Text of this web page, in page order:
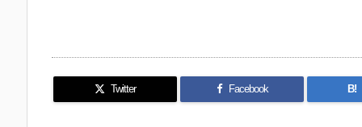
Twitter Facebook B!